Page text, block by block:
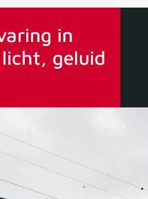
in
geluid